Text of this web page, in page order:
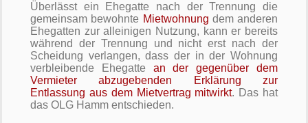
Überlässt ein Ehegatte nach der Trennung die
gemeinsam bewohnte Mietwohnung dem anderen
Ehegatten zur alleinigen Nutzung, kann er bereits
während der Trennung und nicht erst nach der
Scheidung verlangen, dass der in der Wohnung
verbleibende Ehegatte an der gegenüber dem
Vermieter abzugebenden Erklärung zur
Entlassung aus dem Mietvertrag mitwirkt. Das hat
das OLG Hamm entschieden.